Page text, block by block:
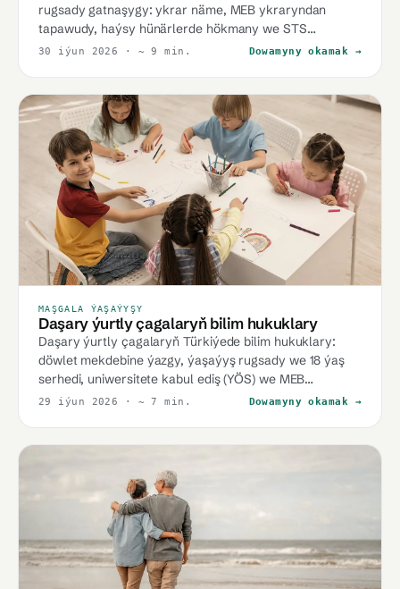
rugsady gatnaşygy: ykrar näme, MEB ykraryndan
tapawudy, haýsy hünärlerde hökmany we STS
töwekgelçiligi.
30 iýun 2026 · ~ 9 min. Dowamyny okamak →
MAŞGALA ÝAŞAÝYŞY
Daşary ýurtly çagalaryň bilim hukuklary
Daşary ýurtly çagalaryň Türkiýede bilim hukuklary:
döwlet mekdebine ýazgy, ýaşaýyş rugsady we 18 ýaş
serhedi, uniwersitete kabul ediş (YÖS) we MEB
ekwiwalentligi.
29 iýun 2026 · ~ 7 min. Dowamyny okamak →